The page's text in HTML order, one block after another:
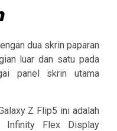
dua skrin paparan
luar dan satu pada
panel skrin utama
Z Flip5 ini adalah
Infinity Flex Display